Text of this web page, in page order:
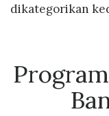
dikategorikan